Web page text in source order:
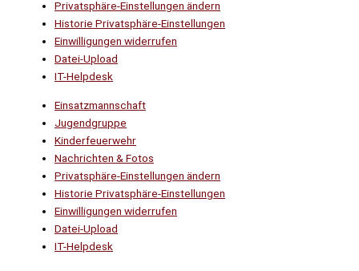
Privatsphäre-Einstellungen ändern
Historie Privatsphäre-Einstellungen
Einwilligungen widerrufen
Datei-Upload
IT-Helpdesk
Einsatzmannschaft
Jugendgruppe
Kinderfeuerwehr
Nachrichten & Fotos
Privatsphäre-Einstellungen ändern
Historie Privatsphäre-Einstellungen
Einwilligungen widerrufen
Datei-Upload
IT-Helpdesk